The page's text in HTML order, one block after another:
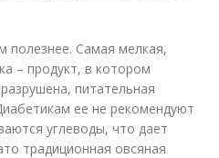
полезнее. Самая мелкая,
– продукт, в котором
питательная
ее не рекомендуют
углеводы, что дает
традиционная овсяная